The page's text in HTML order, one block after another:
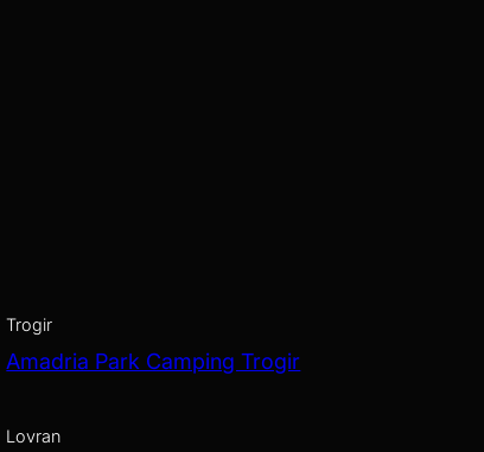
Trogir
Amadria Park Camping Trogir
Lovran